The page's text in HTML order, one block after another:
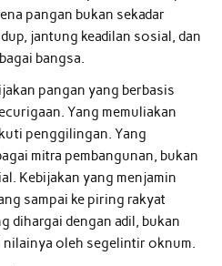
pangan bukan sekadar
jantung keadilan sosial, dan
bangsa.
pangan yang berbasis
Yang memuliakan
penggilingan. Yang
mitra pembangunan, bukan
Kebijakan yang menjamin
sampai ke piring rakyat
dihargai dengan adil, bukan
nilainya oleh segelintir oknum.